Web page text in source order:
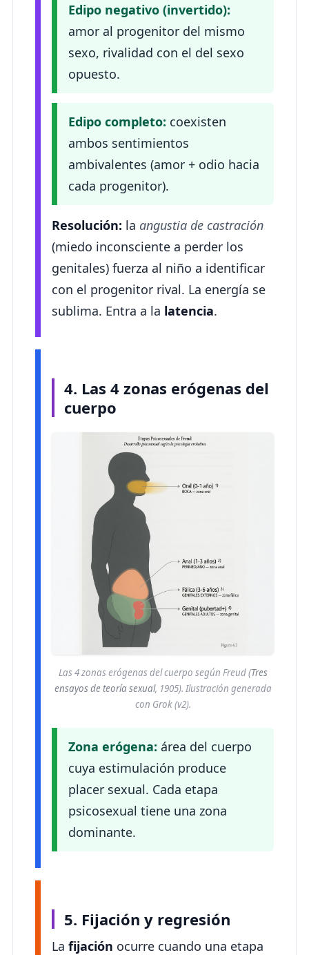
Edipo negativo (invertido):
amor al progenitor del mismo
sexo, rivalidad con el del sexo
opuesto.
Edipo completo: coexisten
ambos sentimientos
ambivalentes (amor + odio hacia
cada progenitor).
Resolución: la angustia de castración
(miedo inconsciente a perder los
genitales) fuerza al niño a identificar
con el progenitor rival. La energía se
sublima. Entra a la latencia.
4. Las 4 zonas erógenas del
cuerpo
Las 4 zonas erógenas del cuerpo según Freud (Tres
ensayos de teoría sexual, 1905). Ilustración generada
con Grok (v2).
Zona erógena: área del cuerpo
cuya estimulación produce
placer sexual. Cada etapa
psicosexual tiene una zona
dominante.
5. Fijación y regresión
La fijación ocurre cuando una etapa